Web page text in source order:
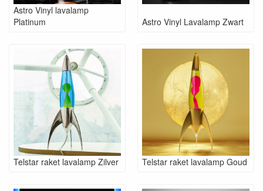
Astro Vinyl lavalamp
Platinum
Astro Vinyl Lavalamp Zwart
Telstar raket lavalamp Zilver Telstar raket lavalamp Goud